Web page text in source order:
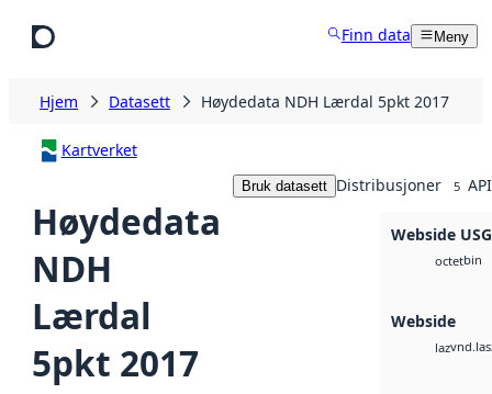
Finn data Meny
Hjem Datasett Høydedata NDH Lærdal 5pkt 2017
Kartverket
Høydedata
NDH
Lærdal
5pkt 2017
Bruk datasett Distribusjoner 5
Webside
octetbin
Webside
laz